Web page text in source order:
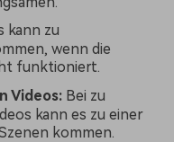
kann zu
wenn die
funktioniert.
Videos: Bei zu
kann es zu einer
kommen.